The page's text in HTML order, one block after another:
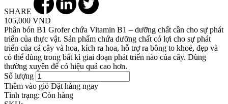
SHARE
105,000 VND
Phân bón B1 Grofer chứa Vitamin B1 – dưỡng chất cần cho sự phát
triển của thực vật. Sản phẩm chứa dưỡng chất có lợi cho sự phát
triển của cả cây và hoa, kích ra hoa, hỗ trợ ra bông to khoẻ, đẹp và
có thể dùng trong bất kì giai đoạn phát triển nào của cây. Dùng
thường xuyên để có hiệu quả cao hơn.
Số lượng
Thêm vào giỏ Đặt hàng ngay
Tình trạng: Còn hàng